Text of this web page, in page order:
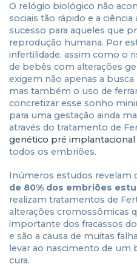
O relógio biológico não
sociais tão rápido e a ciência
sucesso para aqueles que
reprodução humana. Por
infertilidade, assim como o
de bebês com alterações
exigem não apenas a busca
mas também o uso de
concretizar esse sonho
para uma gestação ainda
através do tratamento de
genético pré implantacional
todos os embriões.
Inúmeros estudos revelam
de 80% dos embriões
realizam tratamentos de
alterações cromossômicas
importante dos fracassos
e são a causa de muitas
levar ao nascimento de um
cura.